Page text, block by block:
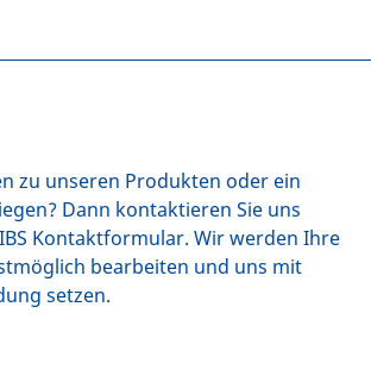
zu unseren Produkten oder ein
Dann kontaktieren Sie uns
Kontaktformular. Wir werden Ihre
bearbeiten und uns mit
setzen.